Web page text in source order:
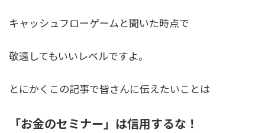
キャッシュフローゲームと聞いた時点で
敬遠してもいいレベルですよ。
とにかくこの記事で皆さんに伝えたいことは
「お金のセミナー」は信用するな！